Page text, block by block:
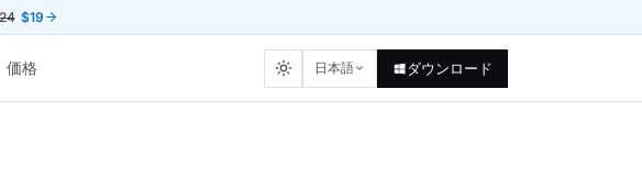
$19
価格 日本語 ダウンロード